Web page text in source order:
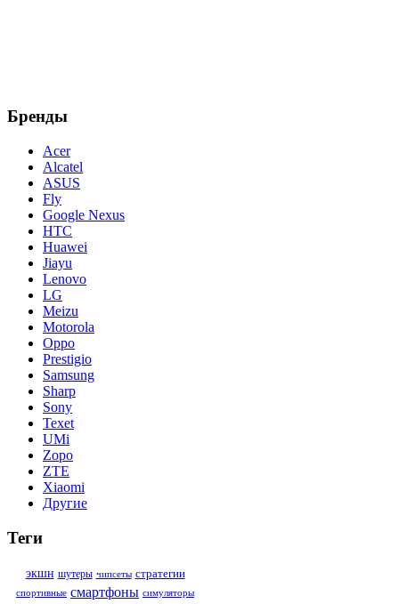
Бренды
Acer
Alcatel
ASUS
Fly
Google Nexus
HTC
Huawei
Jiayu
Lenovo
LG
Meizu
Motorola
Oppo
Prestigio
Samsung
Sharp
Sony
Texet
UMi
Zopo
ZTE
Xiaomi
Другие
Теги
экшн шутеры чипсеты стратегии
спортивные смартфоны симуляторы